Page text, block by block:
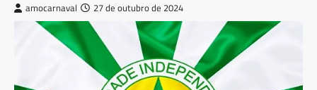
amocarnaval 27 de outubro de 2024